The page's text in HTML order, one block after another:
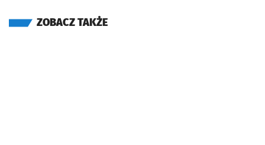
ZOBACZ TAKŻE